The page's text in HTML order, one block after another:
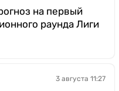
на первый
раунда Лиги
3 августа 11:27